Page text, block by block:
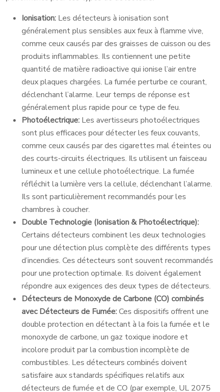
Ionisation: Les détecteurs à ionisation sont
généralement plus sensibles aux feux à flamme vive,
comme ceux causés par des graisses de cuisson ou des
produits inflammables. Ils contiennent une petite
quantité de matière radioactive qui ionise l’air entre
deux plaques chargées. La fumée perturbe ce courant,
déclenchant l’alarme. Leur temps de réponse est
généralement plus rapide pour ce type de feu.
Photoélectrique: Les avertisseurs photoélectriques
sont plus efficaces pour détecter les feux couvants,
comme ceux causés par des cigarettes mal éteintes ou
des courts-circuits électriques. Ils utilisent un faisceau
lumineux et une cellule photoélectrique. La fumée
réfléchit la lumière vers la cellule, déclenchant l’alarme.
Ils sont particulièrement recommandés pour les
chambres à coucher.
Double Technologie (Ionisation & Photoélectrique):
Certains détecteurs combinent les deux technologies
pour une détection plus complète des différents types
d’incendies. Ces détecteurs sont souvent recommandés
pour une protection optimale. Ils doivent également
répondre aux exigences des deux types de détecteurs.
Détecteurs de Monoxyde de Carbone (CO) combinés
avec Détecteurs de Fumée:Ces dispositifs offrent une
double protection en détectant à la fois la fumée et le
monoxyde de carbone, un gaz toxique inodore et
incolore produit par la combustion incomplète de
combustibles. Les détecteurs combinés doivent
satisfaire aux standards spécifiques relatifs aux
détecteurs de fumée et de CO (par exemple, UL 2075